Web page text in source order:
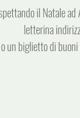
il Natale
letterina
un biglietto di